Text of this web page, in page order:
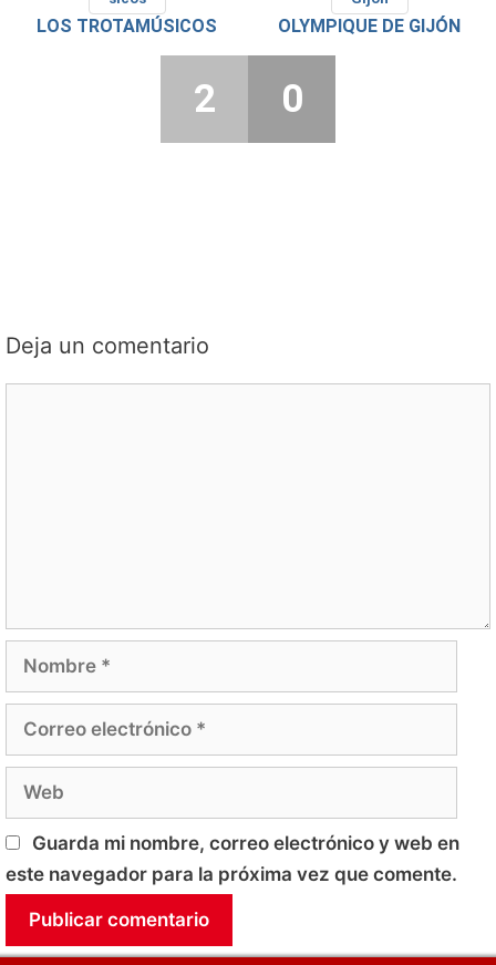
LOS TROTAMÚSICOS OLYMPIQUE DE GIJÓN
2 0
Deja un comentario
electrónico
Guarda mi nombre, correo electrónico y web en
este navegador para la próxima vez que comente.